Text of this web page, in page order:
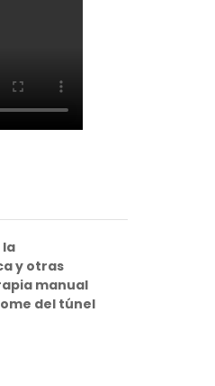
y otras
manual
del túnel